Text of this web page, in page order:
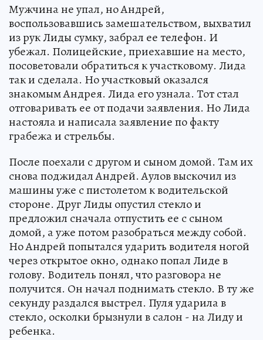
Мужчина не упал, но Андрей,
воспользовавшись замешательством, выхватил
из рук Лиды сумку, забрал ее телефон. И
убежал. Полицейские, приехавшие на место,
посоветовали обратиться к участковому. Лида
так и сделала. Но участковый оказался
знакомым Андрея. Лида его узнала. Тот стал
отговаривать ее от подачи заявления. Но Лида
настояла и написала заявление по факту
грабежа и стрельбы.
После поехали с другом и сыном домой. Там их
снова поджидал Андрей. Аулов выскочил из
машины уже с пистолетом к водительской
стороне. Друг Лиды опустил стекло и
предложил сначала отпустить ее с сыном
домой, а уже потом разобраться между собой.
Но Андрей попытался ударить водителя ногой
через открытое окно, однако попал Лиде в
голову. Водитель понял, что разговора не
получится. Он начал поднимать стекло. В ту же
секунду раздался выстрел. Пуля ударила в
стекло, осколки брызнули в салон - на Лиду и
ребенка.